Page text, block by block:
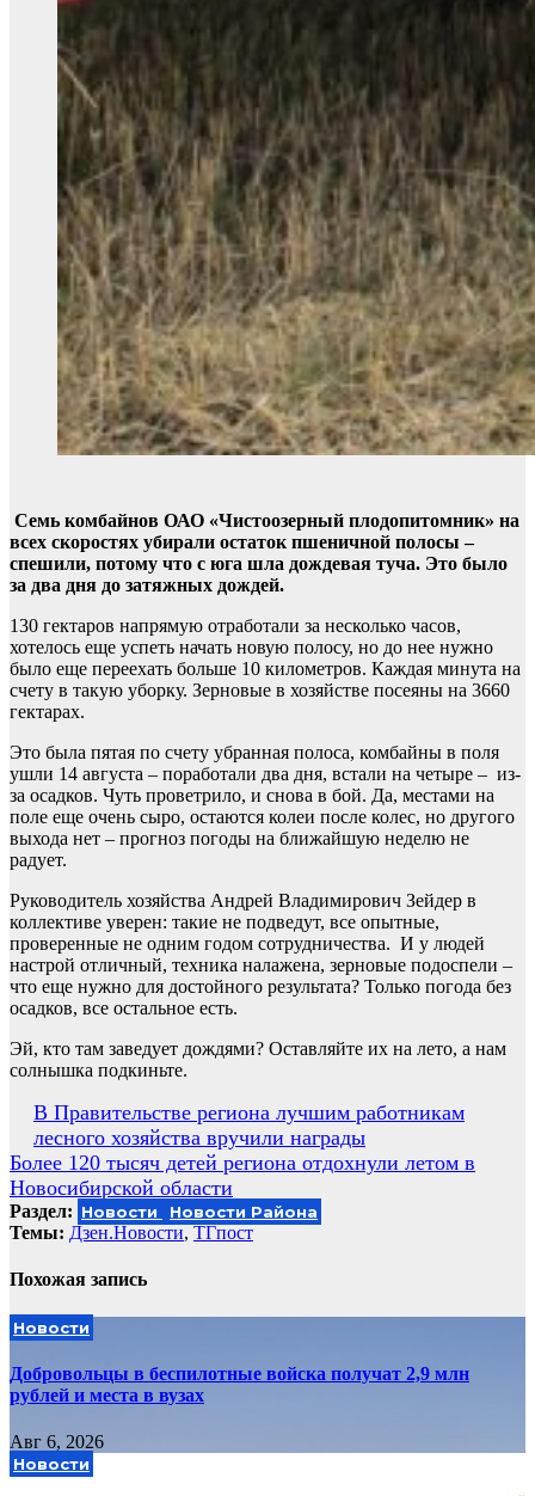
Семь комбайнов ОАО «Чистоозерный плодопитомник» на
всех скоростях убирали остаток пшеничной полосы –
спешили, потому что с юга шла дождевая туча. Это было
за два дня до затяжных дождей.
130 гектаров напрямую отработали за несколько часов,
хотелось еще успеть начать новую полосу, но до нее нужно
было еще переехать больше 10 километров. Каждая минута на
счету в такую уборку. Зерновые в хозяйстве посеяны на 3660
гектарах.
Это была пятая по счету убранная полоса, комбайны в поля
ушли 14 августа – поработали два дня, встали на четыре – из-
за осадков. Чуть проветрило, и снова в бой. Да, местами на
поле еще очень сыро, остаются колеи после колес, но другого
выхода нет – прогноз погоды на ближайшую неделю не
радует.
Руководитель хозяйства Андрей Владимирович Зейдер в
коллективе уверен: такие не подведут, все опытные,
проверенные не одним годом сотрудничества. И у людей
настрой отличный, техника налажена, зерновые подоспели –
что еще нужно для достойного результата? Только погода без
осадков, все остальное есть.
Эй, кто там заведует дождями? Оставляйте их на лето, а нам
солнышка подкиньте.
Навигация
по
записям
В Правительстве региона лучшим работникам
лесного хозяйства вручили награды
Более 120 тысяч детей региона отдохнули летом в
Новосибирской области
Раздел: Новости Новости Района
Темы: Дзен.Новости, ТГпост
Похожая запись
Новости
Добровольцы в беспилотные войска получат 2,9 млн
рублей и места в вузах
Авг 6, 2026
Новости